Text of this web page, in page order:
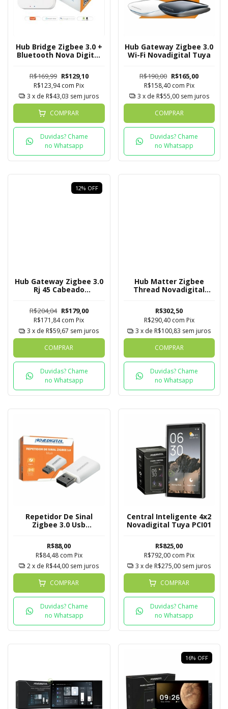
Hub Bridge Zigbee 3.0 +
Bluetooth Nova Digital
R$169,99 R$129,10
R$123,94com Pix
3 x de R$43,03 sem juros
COMPRAR
Duvidas? Chame
no Whatsapp
Hub Gateway Zigbee 3.0
Wi-Fi Novadigital Tuya
R$190,00 R$165,00
R$158,40 com Pix
3 x de R$55,00 sem juros
COMPRAR
Duvidas? Chame
no Whatsapp
12% OFF
Hub Gateway Zigbee 3.0
Rj 45 Cabeado
R$204,04 R$179,00
R$171,84com Pix
3 x de R$59,67 sem juros
COMPRAR
Duvidas? Chame
no Whatsapp
Hub Matter Zigbee
Thread Novadigital
R$302,50
R$290,40 com Pix
3 x de R$100,83 sem juros
COMPRAR
Duvidas? Chame
no Whatsapp
Repetidor De Sinal
Zigbee 3.0 Usb
R$88,00
R$84,48 com Pix
2x de R$44,00 sem juros
COMPRAR
Duvidas? Chame
no Whatsapp
Central Inteligente 4x2
Novadigital Tuya PCI01
R$825,00
R$792,00 com Pix
3 x de R$275,00 sem juros
COMPRAR
Duvidas? Chame
no Whatsapp
16% OFF